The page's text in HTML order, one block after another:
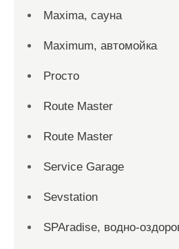
Maxima, сауна
Maximum, автомойка
Proсто
Route Master
Route Master
Service Garage
Sevstation
SPAradise, водно-